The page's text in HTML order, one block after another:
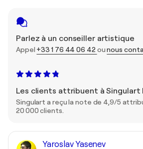
Parlez à un conseiller artistique
Appel +33 1 76 44 06 42 ounous
Les clients attribuent à Singulart
Singulart a reçu la note de 4,9/5
20 000 clients.
Yaroslav Yasenev